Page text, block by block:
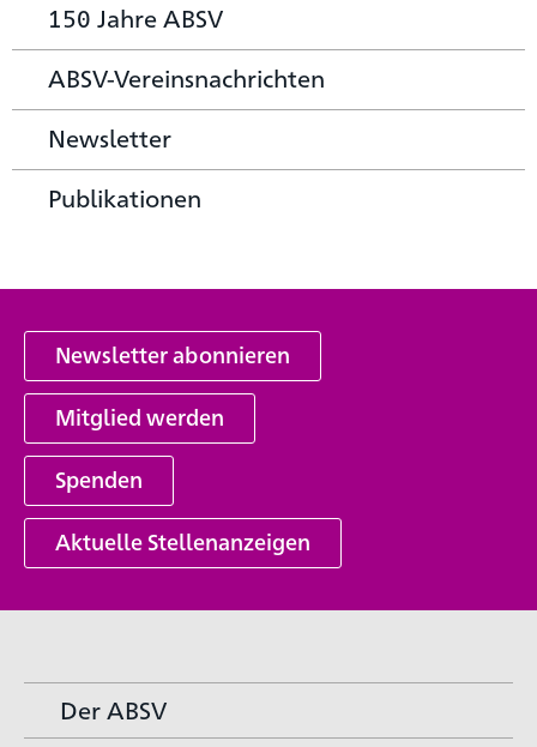
150 Jahre ABSV
ABSV-Vereinsnachrichten
Newsletter
Publikationen
Newsletter abonnieren
Mitglied werden
Spenden
Aktuelle Stellenanzeigen
Der ABSV